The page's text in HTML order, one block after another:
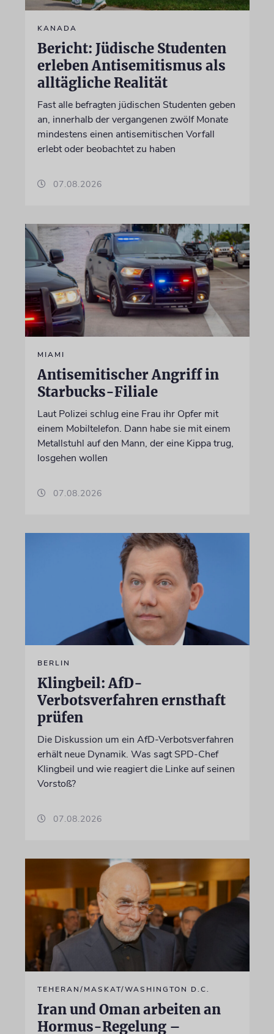
KANADA
Bericht: Jüdische Studenten
erleben Antisemitismus als
alltägliche Realität
Fast alle befragten jüdischen Studenten geben
an, innerhalb der vergangenen zwölf Monate
mindestens einen antisemitischen Vorfall
erlebt oder beobachtet zu haben
07.08.2026
MIAMI
Antisemitischer Angriff in
Starbucks-Filiale
Laut Polizei schlug eine Frau ihr Opfer mit
einem Mobiltelefon. Dann habe sie mit einem
Metallstuhl auf den Mann, der eine Kippa trug,
losgehen wollen
07.08.2026
BERLIN
Klingbeil: AfD-
Verbotsverfahren ernsthaft
prüfen
Die Diskussion um ein AfD-Verbotsverfahren
erhält neue Dynamik. Was sagt SPD-Chef
Klingbeil und wie reagiert die Linke auf seinen
Vorstoß?
07.08.2026
TEHERAN/MASKAT/WASHINGTON D.C.
Iran und Oman arbeiten an
Hormus-Regelung –